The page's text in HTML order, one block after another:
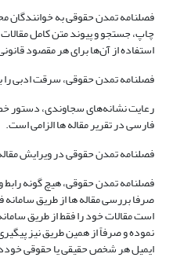
فصلنامه تمدن حقوقی به خوانندگان
چاپ، جستجو و پیوند متن کامل
استفاده از آن‌ها برای هر مقصود
فصلنامه تمدن حقوقی، سرقت ادبی
رعایت نشانه‌های سجاوندی، دستور
فارسی در تقریر مقاله ها الزامی است.
فصلنامه تمدن حقوقی در ویرایش
فصلنامه تمدن حقوقی، هیچ گونه رابط
صرفا بررسی مقاله ها از طریق
است مقالات خود را فقط از طریق
نموده و صرفاً از همین طریق نیز
ایمیل هر شخص حقیقی یا حقوقی